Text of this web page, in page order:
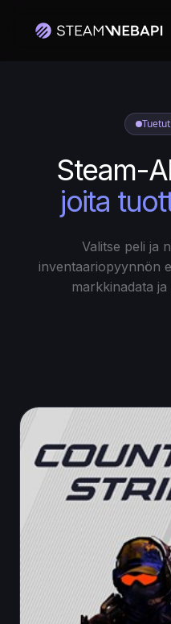
Steam-
joita
Valitse peli ja
inventaariopyynnön
markkinadata